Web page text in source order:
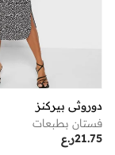
دوروثي بيركنز
فستان بطبعات
ر.ع21.75